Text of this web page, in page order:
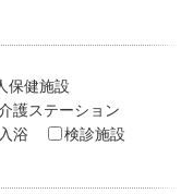
保健施設
護ステーション
浴
検診施設